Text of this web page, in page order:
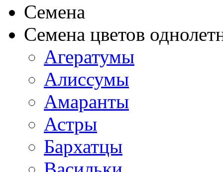
Семена
Семена цветов
Агератумы
Алиссумы
Амаранты
Астры
Бархатцы